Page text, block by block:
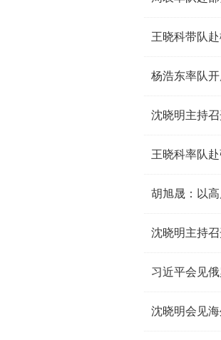
王晓科带队
杨浩东率队
沈晓明主持
胡旭晟：以
沈晓明主持
习近平会见
沈晓明会见